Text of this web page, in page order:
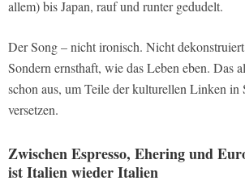
allem) bis Japan, rauf und runter gedudelt.
Der Song – nicht ironisch. Nicht
Sondern ernsthaft, wie das Leben eben. Das
schon aus, um Teile der kulturellen Linken in
versetzen.
Zwischen Espresso, Ehering und
ist Italien wieder Italien